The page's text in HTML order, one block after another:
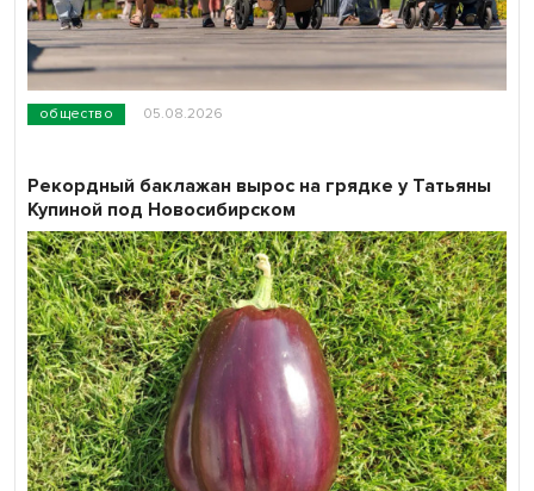
общество 05.08.2026
Рекордный баклажан вырос на грядке у Татьяны
Купиной под Новосибирском